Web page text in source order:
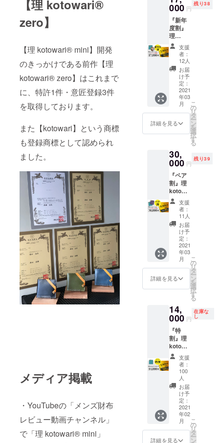
【理 kotowari®
zero】
【理 kotowari® mini】開発
のきっかけである前作【理
kotowari® zero】はこれまで
に、特許1件・意匠登録3件
を取得しております。
また【kotowari】という商標
も登録商標として認められ
ました。
メディア掲載
・YouTubeの「メンズ財布
レビュー動画チャンネル」
で「理 kotowari® mini」
の制作では
考案・デザ
イン・制作
を担当
率が向
上した
場合、
正規販
売価格
が販売
予定価
格より
下がる
可能性
もござ
いま
す。 ※
デザイ
ン・仕
様は変
ざいま
す。ご
了承く
ださ
い。 ※
ご注文
状況、
使用部
材の供
給状
況、製
造工程
上の都
合等に
より出
が遅れ
る場合
＜発送
につい
て＞ ・
2021年
4月下旬
以降、
お申込
み順に
順次発
送いた
しま
す。
せは6種
類から
お選び
いただ
けま
す。 ※
消費
税・送
料込
（発送
はク
リック
ポス
ト） ＜
ご注意
＞ ※皆
量産効
率が向
上した
場合、
正規販
売価格
が販売
予定価
格より
下がる
可能性
もござ
いま
す。 ※
デザイ
ン・仕
様は変
ざいま
す。ご
了承く
ださ
い。 ※
ご注文
状況、
使用部
材の供
給状
況、製
造工程
上の都
合等に
より出
荷時期
000 円
残り38
『新年
度割』
理
kotowa
ri® mini
× 1点に
イニ
シャル
を刻印
してお
届け
［一般
販売予
定価格
19,000
円（税
2,000円
OFF］ ※
色の組
み合わ
せは6種
類から
お選び
いただ
けま
す。 ※
消費
税・送
料込
（発送
はク
リック
ポス
のイニ
シャル
を［備
考欄］
にご記
載くだ
さい
（例：
H.S） ※
公序良
俗に反
すると
判断し
た場
合、機
種依存
支援
者：
12人
お届
け予
定：
2021
年03
月
詳細を見る
こ
の
リ
タ
ー
ン
を
選
択
す
る
30,
000 円
残り39
『ペア
割』理
kotowa
ri® mini
× 2点に
イニ
シャル
を刻印
してお
届け
［一般
販売予
定価格
38,000
円（税
込）の
OFF］ ※
色の組
み合わ
せは6種
類から
お選び
いただ
けま
す。 ※
消費
税・送
料込
（発送
はク
リック
ポス
ト） ※
２個
支援
者：
11人
お届
け予
定：
2021
年03
月
詳細を見る
こ
の
リ
タ
ー
ン
を
選
択
す
る
14,
000 円
在庫な
し
『特
割』理
kotowa
ri®
mini（
全6色か
ら1つ選
択）
［一般
販売予
定価格
18,000
円（税
込）の
4,000円
支援
者：
100
人
お届
け予
定：
2021
年02
月
詳細を見る
こ
の
リ
タ
ー
ン